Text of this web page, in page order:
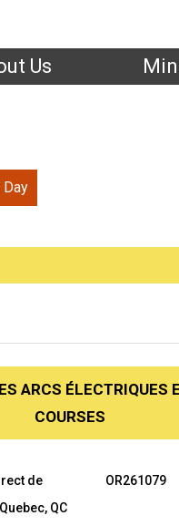
Us
ARCS ÉLECTRIQUES
COURSES
de
QC
OR261079